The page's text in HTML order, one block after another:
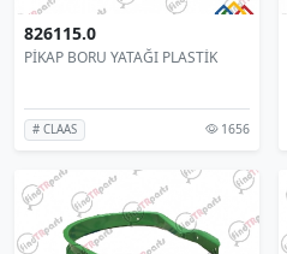
826115.0
PİKAP BORU YATAĞI PLASTİK
# CLAAS 1656